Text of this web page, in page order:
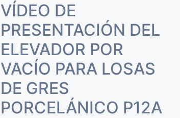
VÍDEO DE
PRESENTACIÓN DEL
ELEVADOR POR
VACÍO PARA LOSAS
DE GRES
PORCELÁNICO P12A